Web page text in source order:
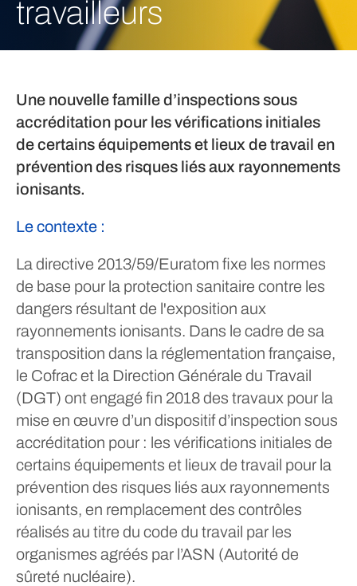
travailleurs
Une nouvelle famille d’inspections sous
accréditation pour les vérifications initiales
de certains équipements et lieux de travail en
prévention des risques liés aux rayonnements
ionisants.
Le contexte :
La directive 2013/59/Euratom fixe les normes
de base pour la protection sanitaire contre les
dangers résultant de l'exposition aux
rayonnements ionisants. Dans le cadre de sa
transposition dans la réglementation française,
le Cofrac et la Direction Générale du Travail
(DGT) ont engagé fin 2018 des travaux pour la
mise en œuvre d’un dispositif d’inspection sous
accréditation pour : les vérifications initiales de
certains équipements et lieux de travail pour la
prévention des risques liés aux rayonnements
ionisants, en remplacement des contrôles
réalisés au titre du code du travail par les
organismes agréés par l’ASN (Autorité de
sûreté nucléaire).